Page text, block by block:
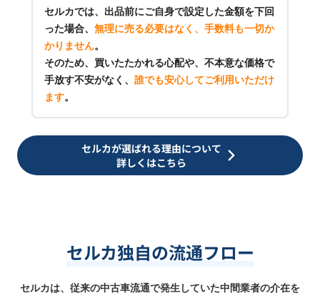
セルカでは、出品前にご自身で設定した金額を下回
った場合、 無理に売る必要はなく、手数料も一切か
かりません。
そのため、買いたたかれる心配や、不本意な価格で
手放す不安がなく、 誰でも安心してご利用いただけ
ます。
セルカが選ばれる理由について
詳しくはこちら
セルカ独自の流通フロー
セルカは、従来の中古車流通で発生していた中間業者の介在を